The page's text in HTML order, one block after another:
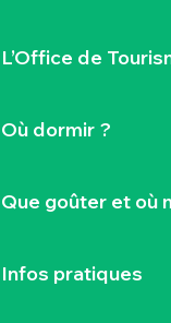
L’Office de
Où dormir ?
Que goûter et où
Infos pratiques
pleines de
Sèvre, gîtes
des idées,
envie de